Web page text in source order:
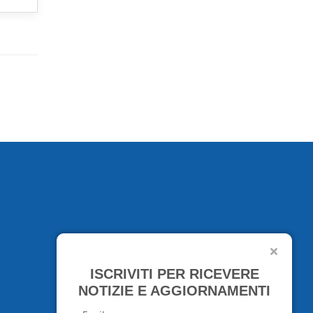
ISCRIVITI PER RICEVERE
NOTIZIE E AGGIORNAMENTI